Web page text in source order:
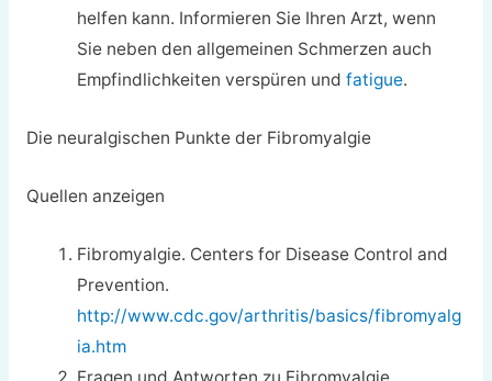
helfen kann. Informieren Sie Ihren Arzt, wenn
Sie neben den allgemeinen Schmerzen auch
Empfindlichkeiten verspüren undfatigue.
Die neuralgischen Punkte der Fibromyalgie
Quellen anzeigen
Fibromyalgie. Centers for Disease Control and
Prevention.
http://www.cdc.gov/arthritis/basics/fibromyalg
ia.htm
Fragen und Antworten zu Fibromyalgie.